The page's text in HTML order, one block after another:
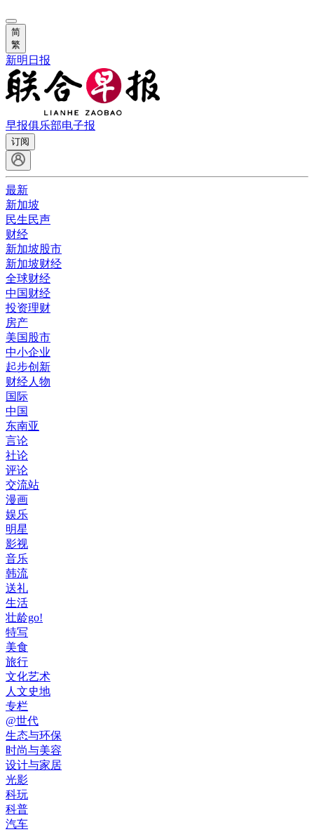
简
繁
新明日报
早报俱乐部电子报
订阅
最新
新加坡
民生民声
财经
新加坡股市
新加坡财经
全球财经
中国财经
投资理财
房产
美国股市
中小企业
起步创新
财经人物
国际
中国
东南亚
言论
社论
评论
交流站
漫画
娱乐
明星
影视
音乐
韩流
送礼
生活
壮龄go!
特写
美食
旅行
文化艺术
人文史地
专栏
@世代
生态与环保
时尚与美容
设计与家居
光影
科玩
科普
汽车